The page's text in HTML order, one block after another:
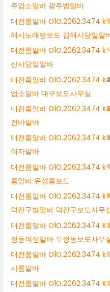
주업소알바 광주밤알바
대전룸알바 O1O.2062.3474
해시노래방보도 김해시당일알
대전룸알바 O1O.2062.3474
산시당일알바
대전룸알바 O1O.2062.3474
업소알바 대구보도사무실
대전룸알바 O1O.2062.3474
전바알바
대전룸알바 O1O.2062.3474
여자알바
대전룸알바 O1O.2062.3474
룸알바 유성룸보도
대전룸알바 O1O.2062.3474
덕진구밤알바 덕진구보도사무
대전룸알바 O1O.2062.3474 K
정동여성알바 두정동보도사무
대전룸알바 O1O.2062.3474
시룸알바
대전룸알바 O1O.2062.3474 K